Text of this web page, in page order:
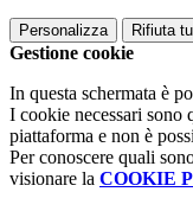
Personalizza Rifiuta
Gestione cookie
In questa schermata è
I cookie necessari sono
piattaforma e non è
Per conoscere quali
visionare la COOKIE